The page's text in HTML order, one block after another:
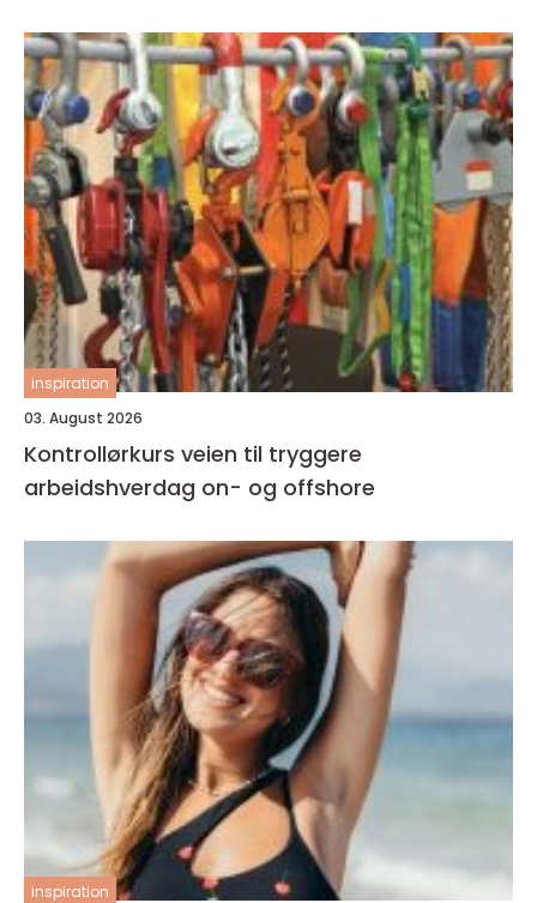
inspiration
03. August 2026
Kontrollørkurs veien til tryggere
arbeidshverdag on- og offshore
inspiration